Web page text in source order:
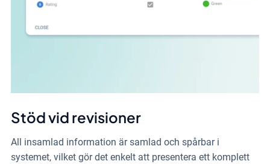
Stöd vid revisioner
All insamlad information är samlad och spårbar i
systemet, vilket gör det enkelt att presentera ett komplett